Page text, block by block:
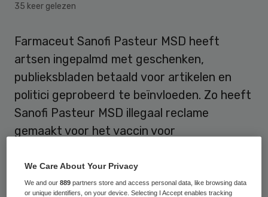
35 keer gelezen
Farmaceut Sanofi Pasteur MSD heeft
artsen ingepalmd met geschenken,
publieksbladen betaald voor artikelen en
politici geprobeerd te beïnvloeden. Zo heeft
Sanofi Pasteur MSD illegaal reclame
gemaakt voor het vaccin voor
naar aanleiding van een rapport van de
Inspectie voor de Gezondheidszorg (IGZ).
We Care About Your Privacy
We and our889 partners store and access personal data, like browsing data
or unique identifiers, on your device. Selecting I Accept enables tracking